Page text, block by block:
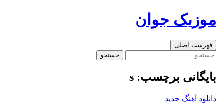
به
موزیک جوان
جست‌وجو
فهرست اصلی
جستجو
بایگانی برچسب: s
دانلود آهنگ جدید